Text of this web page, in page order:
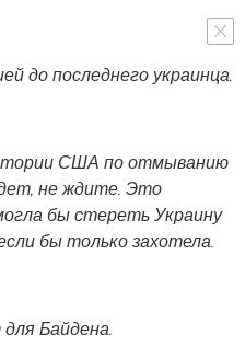
до последнего украинца.
США по отмыванию
не ждите. Это
бы стереть Украину
бы только захотела.
Байдена.